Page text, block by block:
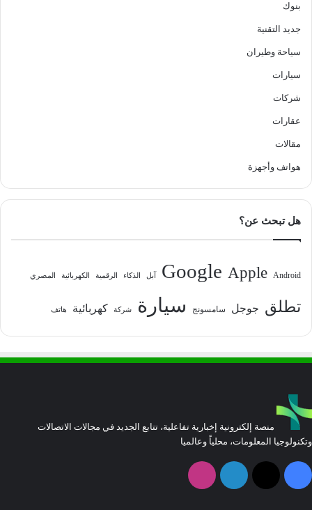
بنوك
جديد التقنية
سياحة وطيران
سيارات
شركات
عقارات
مقالات
هواتف وأجهزة
هل تبحث عن؟
Android
Apple
Google آبل الذكاء الرقمية الكهربائية المصري
تطلق جوجل سامسونج سيارة شركة كهربائية هاتف
منصة إلكترونية إخبارية تفاعلية، تتابع الجديد في مجالات الاتصالات
وتكنولوجيا المعلومات، محلياً وعالميا
فيسبوك
‫X لينكدإن انستقرام